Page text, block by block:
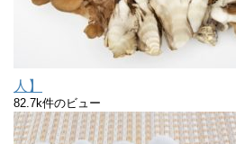
人】
82.7k件のビュー